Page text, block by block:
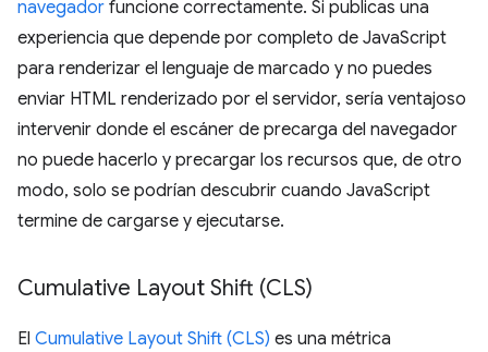
navegador funcione correctamente. Si publicas una
experiencia que depende por completo de JavaScript
para renderizar el lenguaje de marcado y no puedes
enviar HTML renderizado por el servidor, sería ventajoso
intervenir donde el escáner de precarga del navegador
no puede hacerlo y precargar los recursos que, de otro
modo, solo se podrían descubrir cuando JavaScript
termine de cargarse y ejecutarse.
Cumulative Layout Shift (CLS)
El Cumulative Layout Shift (CLS) es una métrica